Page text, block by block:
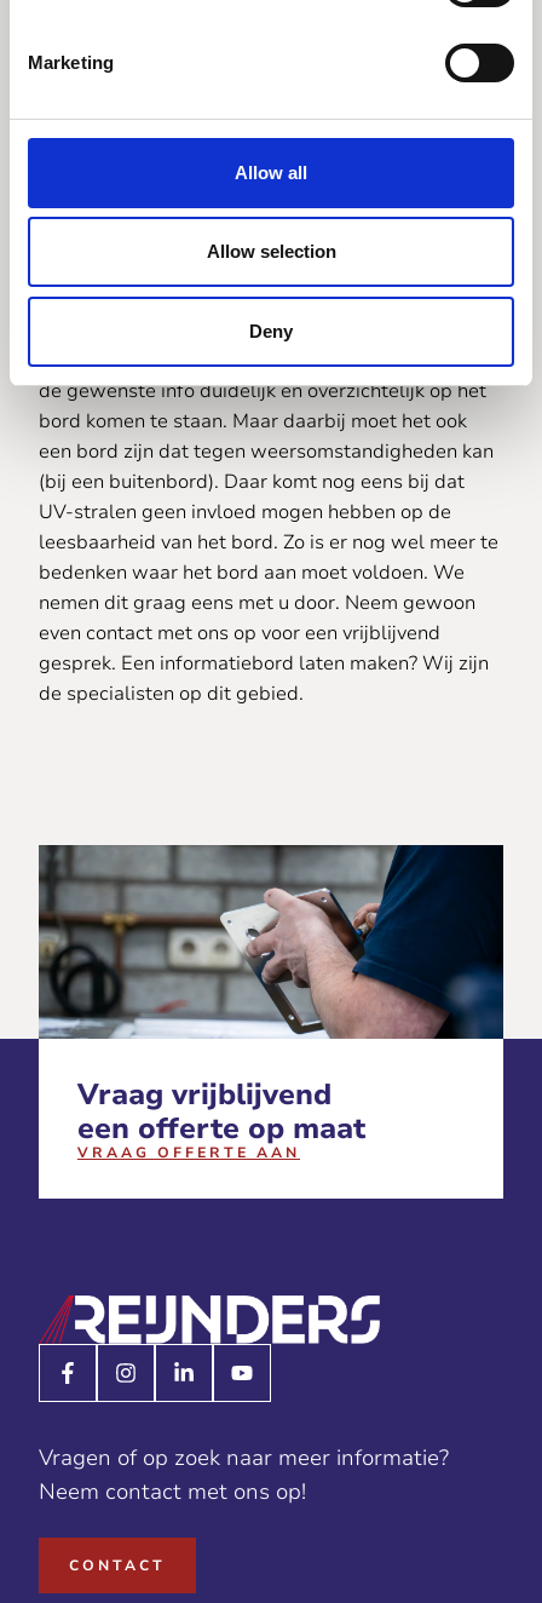
Marketing
Allow all
Allow selection
Deny
Laat ons uw
informatiebord
Er zijn heel wat zaken waar een goed
informatiebord aan moet voldoen. Natuurlijk moet
de gewenste info duidelijk en overzichtelijk op het
bord komen te staan. Maar daarbij moet het ook
een bord zijn dat tegen weersomstandigheden kan
(bij een buitenbord). Daar komt nog eens bij dat
UV-stralen geen invloed mogen hebben op de
leesbaarheid van het bord. Zo is er nog wel meer te
bedenken waar het bord aan moet voldoen. We
nemen dit graag eens met u door. Neem gewoon
even contact met ons op voor een vrijblijvend
gesprek. Een informatiebord laten maken? Wij zijn
de specialisten op dit gebied.
Vraag vrijblijvend
een offerte op maat
VRAAG OFFERTE AAN
Vragen of op zoek naar meer informatie?
Neem contact met ons op!
CONTACT